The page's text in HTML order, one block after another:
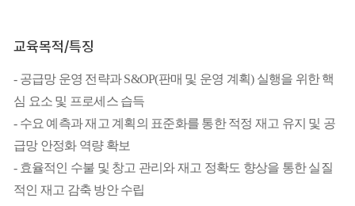
교육목적/특징
- 공급망 운영 전략과 S&OP(판매 및 운영 계획) 실행을 위한 핵
심 요소 및 프로세스 습득
- 수요 예측과 재고 계획의 표준화를 통한 적정 재고 유지 및 공
급망 안정화 역량 확보
- 효율적인 수불 및 창고 관리와 재고 정확도 향상을 통한 실질
적인 재고 감축 방안 수립